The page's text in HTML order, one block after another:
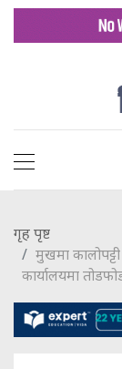
गृह पृष्ट
मुखमा
कार्यालयमा